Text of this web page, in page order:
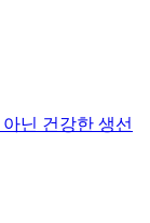
닌 건강한 생선